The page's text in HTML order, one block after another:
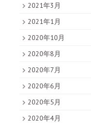
2021年3月
2021年1月
2020年10月
2020年8月
2020年7月
2020年6月
2020年5月
2020年4月